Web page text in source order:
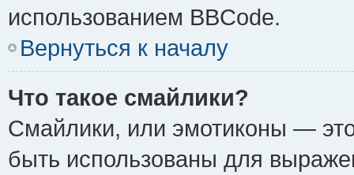
использованием BBCode.
Вернуться к началу
Что такое смайлики?
Смайлики, или эмотиконы —
быть использованы для